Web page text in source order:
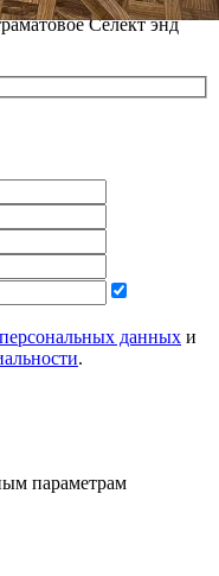
Селект энд
данных и
.
параметрам